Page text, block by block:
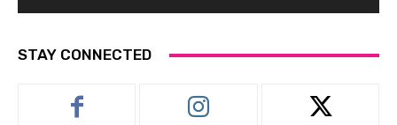
STAY CONNECTED